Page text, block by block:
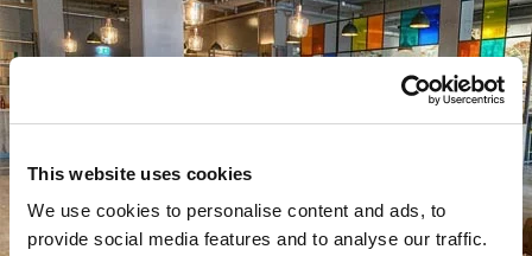
This website uses cookies
We use cookies to personalise content and ads, to
provide social media features and to analyse our traffic.